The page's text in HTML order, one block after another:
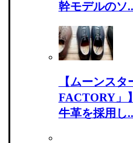
幹モデルのソ
【ムーンス
FACTORY」
牛革を採用し